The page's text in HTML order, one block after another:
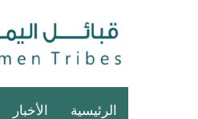
الرئيسية الأخبار